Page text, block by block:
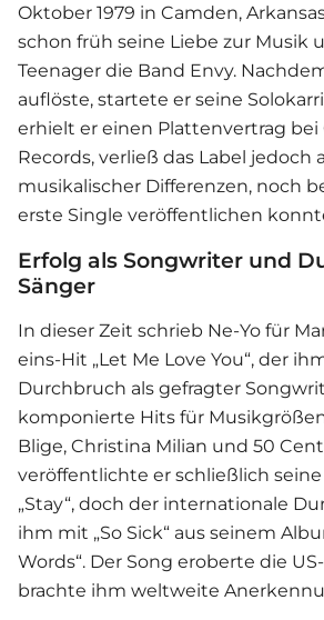
Oktober 1979 in Camden,
schon früh seine Liebe zur Musik
Teenager die Band Envy.
auflöste, startete er seine
erhielt er einen Plattenvertrag bei
Records, verließ das Label jedoch
musikalischer Differenzen, noch
erste Single veröffentlichen
Erfolg als Songwriter und
Sänger
In dieser Zeit schrieb Ne-Yo für
eins-Hit „Let Me Love You“, der
Durchbruch als gefragter
komponierte Hits für
Blige, Christina Milian und 50
veröffentlichte er schließlich
„Stay“, doch der internationale
ihm mit „So Sick“ aus seinem
Words“. Der Song eroberte die
brachte ihm weltweite